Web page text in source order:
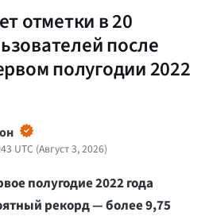
отметки в 20
после
полугодии 2022
UTC (Август 3, 2026)
полугодие 2022 года
рекорд — более 9,75